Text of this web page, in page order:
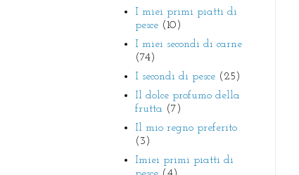
I miei primi piatti di
pesce (10)
I miei secondi di carne
(74)
I secondi di pesce (25)
Il dolce profumo della
frutta (7)
Il mio regno preferito
(3)
Imiei primi piatti di